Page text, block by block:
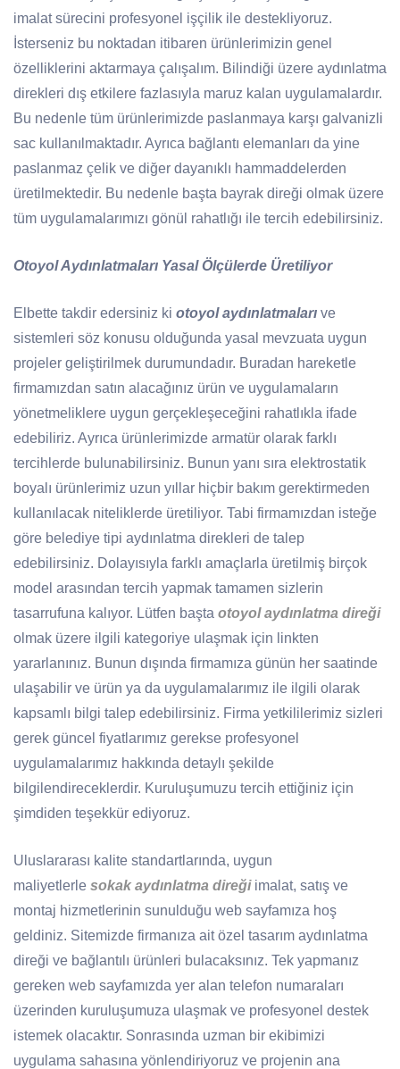
imalat sürecini profesyonel işçilik ile destekliyoruz.
İsterseniz bu noktadan itibaren ürünlerimizin genel
özelliklerini aktarmaya çalışalım. Bilindiği üzere aydınlatma
direkleri dış etkilere fazlasıyla maruz kalan uygulamalardır.
Bu nedenle tüm ürünlerimizde paslanmaya karşı galvanizli
sac kullanılmaktadır. Ayrıca bağlantı elemanları da yine
paslanmaz çelik ve diğer dayanıklı hammaddelerden
üretilmektedir. Bu nedenle başta bayrak direği olmak üzere
tüm uygulamalarımızı gönül rahatlığı ile tercih edebilirsiniz.
Otoyol Aydınlatmaları Yasal Ölçülerde Üretiliyor
Elbette takdir edersiniz ki otoyol aydınlatmaları ve
sistemleri söz konusu olduğunda yasal mevzuata uygun
projeler geliştirilmek durumundadır. Buradan hareketle
firmamızdan satın alacağınız ürün ve uygulamaların
yönetmeliklere uygun gerçekleşeceğini rahatlıkla ifade
edebiliriz. Ayrıca ürünlerimizde armatür olarak farklı
tercihlerde bulunabilirsiniz. Bunun yanı sıra elektrostatik
boyalı ürünlerimiz uzun yıllar hiçbir bakım gerektirmeden
kullanılacak niteliklerde üretiliyor. Tabi firmamızdan isteğe
göre belediye tipi aydınlatma direkleri de talep
edebilirsiniz. Dolayısıyla farklı amaçlarla üretilmiş birçok
model arasından tercih yapmak tamamen sizlerin
tasarrufuna kalıyor. Lütfen başta otoyol aydınlatma direği
olmak üzere ilgili kategoriye ulaşmak için linkten
yararlanınız. Bunun dışında firmamıza günün her saatinde
ulaşabilir ve ürün ya da uygulamalarımız ile ilgili olarak
kapsamlı bilgi talep edebilirsiniz. Firma yetkililerimiz sizleri
gerek güncel fiyatlarımız gerekse profesyonel
uygulamalarımız hakkında detaylı şekilde
bilgilendireceklerdir. Kuruluşumuzu tercih ettiğiniz için
şimdiden teşekkür ediyoruz.
Uluslararası kalite standartlarında, uygun
maliyetlerle sokak aydınlatma direğiimalat, satış ve
montaj hizmetlerinin sunulduğu web sayfamıza hoş
geldiniz. Sitemizde firmanıza ait özel tasarım aydınlatma
direği ve bağlantılı ürünleri bulacaksınız. Tek yapmanız
gereken web sayfamızda yer alan telefon numaraları
üzerinden kuruluşumuza ulaşmak ve profesyonel destek
istemek olacaktır. Sonrasında uzman bir ekibimizi
uygulama sahasına yönlendiriyoruz ve projenin ana